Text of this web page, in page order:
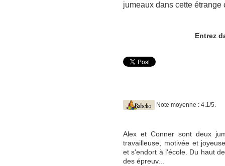
jumeaux dans cette étrange
Entrez
Note moyenne : 4.1/5.
Alex et Conner sont deux
travailleuse, motivée et
et s'endort à l'école. Du haut
des épreuv...